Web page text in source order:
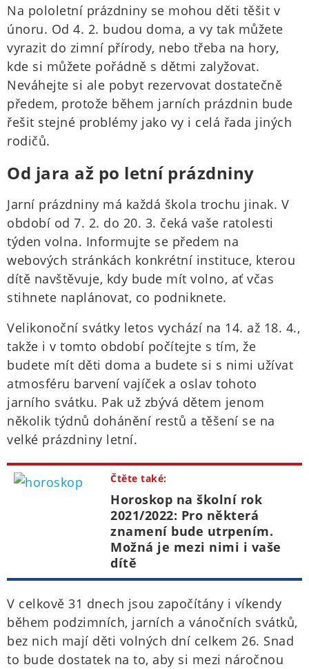
Na pololetní prázdniny se mohou děti těšit v
únoru. Od 4. 2. budou doma, a vy tak můžete
vyrazit do zimní přírody, nebo třeba na hory,
kde si můžete pořádně s dětmi zalyžovat.
Neváhejte si ale pobyt rezervovat dostatečně
předem, protože během jarních prázdnin bude
řešit stejné problémy jako vy i celá řada jiných
rodičů.
Od jara až po letní prázdniny
Jarní prázdniny má každá škola trochu jinak. V
období od 7. 2. do 20. 3. čeká vaše ratolesti
týden volna. Informujte se předem na
webových stránkách konkrétní instituce, kterou
dítě navštěvuje, kdy bude mít volno, ať včas
stihnete naplánovat, co podniknete.
Velikonoční svátky letos vychází na 14. až 18. 4.,
takže i v tomto období počítejte s tím, že
budete mít děti doma a budete si s nimi užívat
atmosféru barvení vajíček a oslav tohoto
jarního svátku. Pak už zbývá dětem jenom
několik týdnů dohánění restů a těšení se na
velké prázdniny letní.
Čtěte také:
Horoskop na školní rok
2021/2022: Pro některá
znamení bude utrpením.
Možná je mezi nimi i vaše
dítě
V celkově 31 dnech jsou započítány i víkendy
během podzimních, jarních a vánočních svátků,
bez nich mají děti volných dní celkem 26. Snad
to bude dostatek na to, aby si mezi náročnou